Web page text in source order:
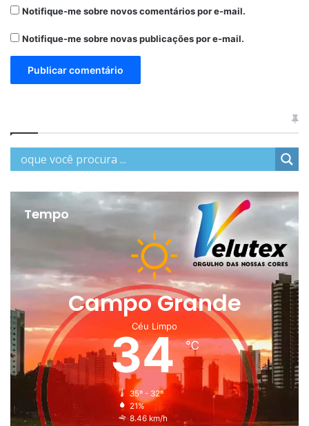
Notifique-me sobre novos comentários por e-mail.
Notifique-me sobre novas publicações por e-mail.
Tempo
Campo Grande
Céu Limpo
34℃
35º - 32º
21%
8.46 km/h